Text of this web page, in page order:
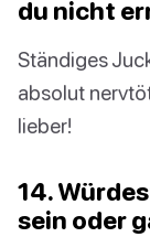
du nicht
Ständiges
absolut
lieber!
14.
sein oder